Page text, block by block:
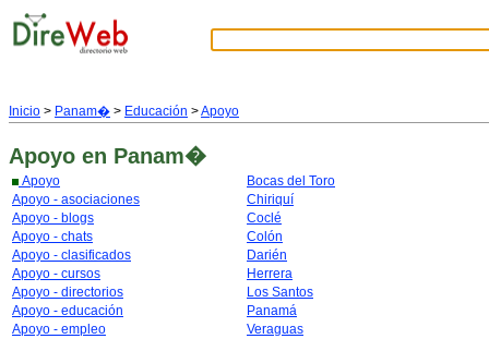
Inicio > Panam� > Educación >Apoyo
Apoyo en Panam�
Apoyo
Apoyo - asociaciones
Apoyo - blogs
Apoyo - chats
Apoyo - clasificados
Apoyo - cursos
Apoyo - directorios
Apoyo - educación
Apoyo - empleo
Bocas del Toro
Chiriquí
Coclé
Colón
Darién
Herrera
Los Santos
Panamá
Veraguas